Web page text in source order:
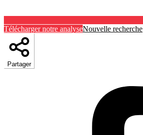
Télécharger notre analyseNouvelle recherche
Partager